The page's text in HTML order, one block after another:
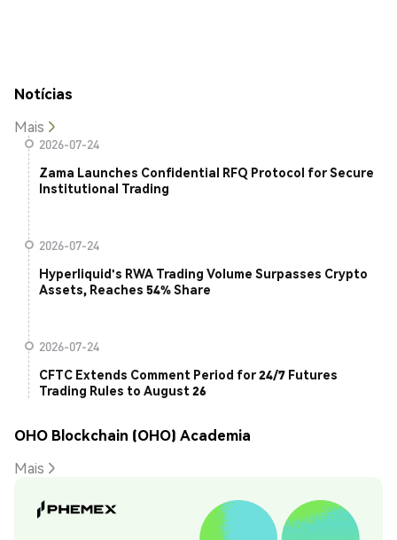
Notícias
Mais
2026-07-24
Zama Launches Confidential RFQ Protocol for Secure
Institutional Trading
2026-07-24
Hyperliquid's RWA Trading Volume Surpasses Crypto
Assets, Reaches 54% Share
2026-07-24
CFTC Extends Comment Period for 24/7 Futures
Trading Rules to August 26
OHO Blockchain (OHO) Academia
Mais